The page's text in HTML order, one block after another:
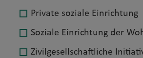
Private soziale Einrichtung
Soziale Einrichtung der
Zivilgesellschaftliche